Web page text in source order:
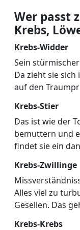
Wer passt
Krebs,
Krebs-Widder
Sein
Da zieht sie
auf den
Krebs-Stier
Das ist wie der
bemuttern und
findet sie ein
Krebs-Zwillinge
Alles viel zu
Gesellen. Das
Krebs-Krebs